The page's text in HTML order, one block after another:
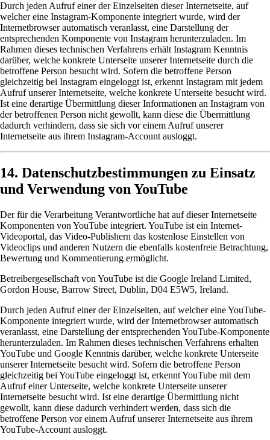
Durch jeden Aufruf einer der Einzelseiten dieser Internetseite, auf
welcher eine Instagram-Komponente integriert wurde, wird der
Internetbrowser automatisch veranlasst, eine Darstellung der
entsprechenden Komponente von Instagram herunterzuladen. Im
Rahmen dieses technischen Verfahrens erhält Instagram Kenntnis
darüber, welche konkrete Unterseite unserer Internetseite durch die
betroffene Person besucht wird. Sofern die betroffene Person
gleichzeitig bei Instagram eingeloggt ist, erkennt Instagram mit jedem
Aufruf unserer Internetseite, welche konkrete Unterseite besucht wird.
Ist eine derartige Übermittlung dieser Informationen an Instagram von
der betroffenen Person nicht gewollt, kann diese die Übermittlung
dadurch verhindern, dass sie sich vor einem Aufruf unserer
Internetseite aus ihrem Instagram-Account ausloggt.
14. Datenschutzbestimmungen zu Einsatz
und Verwendung von YouTube
Der für die Verarbeitung Verantwortliche hat auf dieser Internetseite
Komponenten von YouTube integriert. YouTube ist ein Internet-
Videoportal, das Video-Publishern das kostenlose Einstellen von
Videoclips und anderen Nutzern die ebenfalls kostenfreie Betrachtung,
Bewertung und Kommentierung ermöglicht.
Betreibergesellschaft von YouTube ist die Google Ireland Limited,
Gordon House, Barrow Street, Dublin, D04 E5W5, Ireland.
Durch jeden Aufruf einer der Einzelseiten, auf welcher eine YouTube-
Komponente integriert wurde, wird der Internetbrowser automatisch
veranlasst, eine Darstellung der entsprechenden YouTube-Komponente
herunterzuladen. Im Rahmen dieses technischen Verfahrens erhalten
YouTube und Google Kenntnis darüber, welche konkrete Unterseite
unserer Internetseite besucht wird. Sofern die betroffene Person
gleichzeitig bei YouTube eingeloggt ist, erkennt YouTube mit dem
Aufruf einer Unterseite, welche konkrete Unterseite unserer
Internetseite besucht wird. Ist eine derartige Übermittlung nicht
gewollt, kann diese dadurch verhindert werden, dass sich die
betroffene Person vor einem Aufruf unserer Internetseite aus ihrem
YouTube-Account ausloggt.